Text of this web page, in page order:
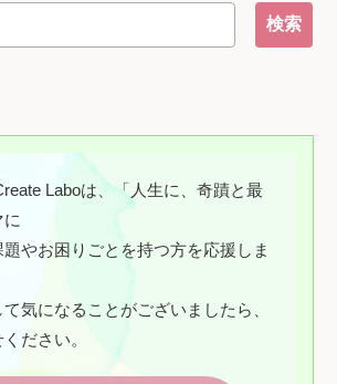
Laboは、「人生に、奇蹟と最
やお困りごとを持つ方を応援しま
気になることがございましたら、
ださい。